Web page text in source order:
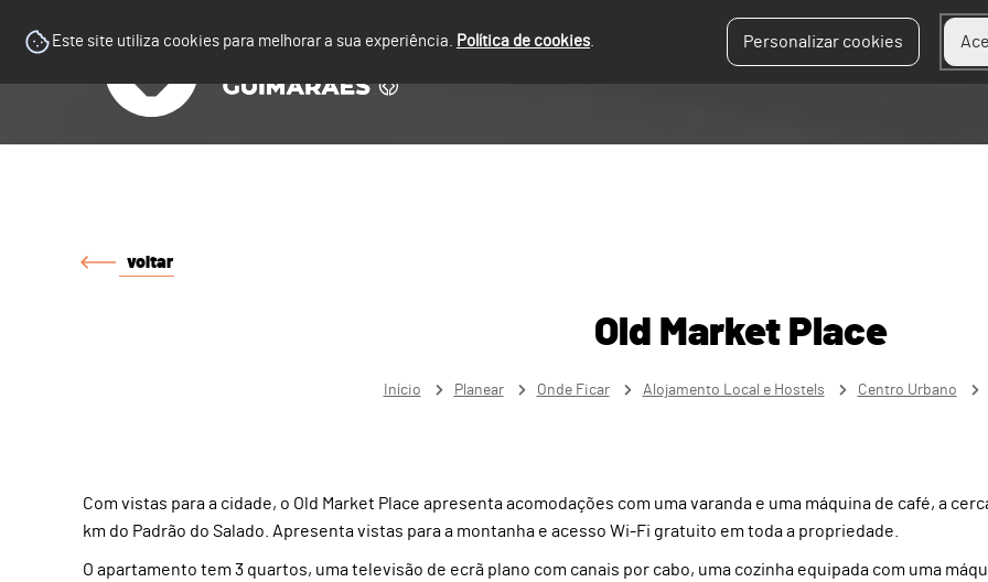
Este site utiliza cookies para melhorar a sua experiência. Política de cookies. Personalizar cookies
voltar
Old Market Place
Início Planear Onde Ficar Alojamento Local e Hostels Centro Urbano
Com vistas para a cidade, o Old Market Place apresenta acomodações com uma varanda e uma máquina de café, a
km do Padrão do Salado. Apresenta vistas para a montanha e acesso Wi-Fi gratuito em toda a propriedade.
O apartamento tem 3 quartos, uma televisão de ecrã plano com canais por cabo, uma cozinha equipada com uma